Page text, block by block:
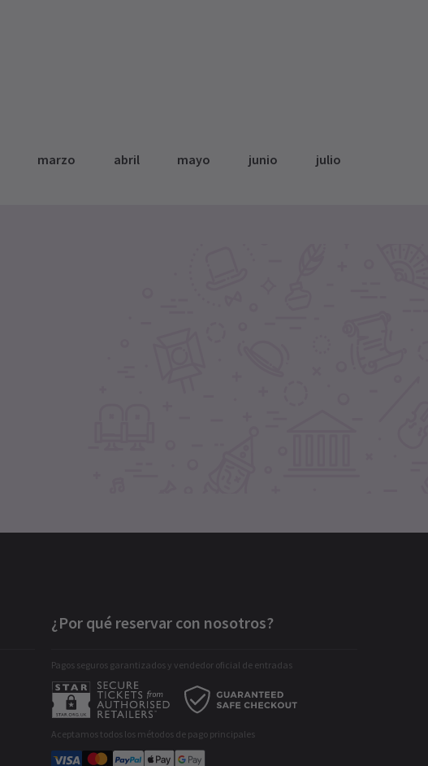
marzo abril mayo junio julio
¿Por qué reservar con nosotros?
Pagos seguros garantizados y vendedor oficial de entradas
Aceptamos todos los métodos de pago principales